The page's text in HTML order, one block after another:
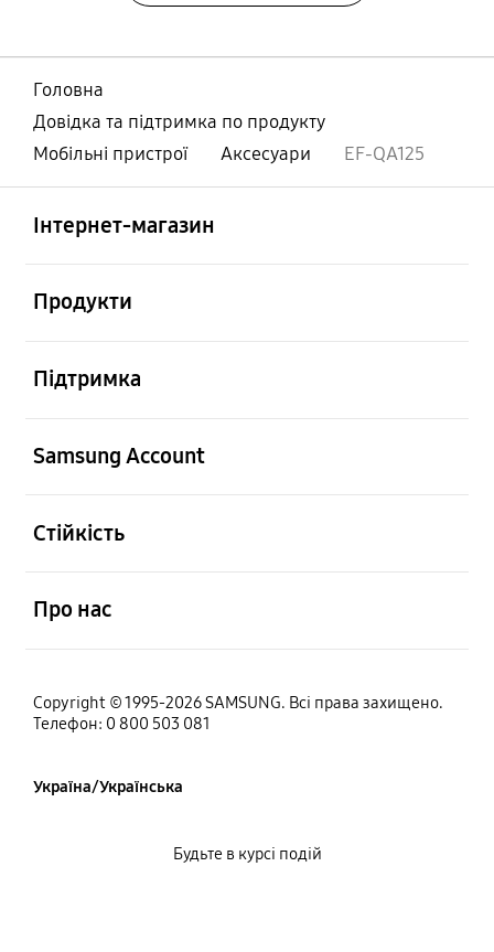
Головна
Довідка та підтримка по продукту
Мобільні пристрої
Аксесуари EF-QA125
Інтернет-магазин
Продукти
Підтримка
Samsung Account
Стійкість
Про нас
Copyright © 1995-2026 SAMSUNG. Всі права захищено.
Телефон: 0 800 503 081
Україна/Українська
Будьте в курсі подій